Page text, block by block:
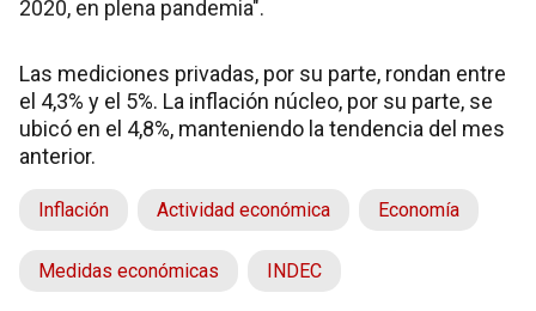
2020, en plena pandemia".
Las mediciones privadas, por su parte, rondan entre
el 4,3% y el 5%. La inflación núcleo, por su parte, se
ubicó en el 4,8%, manteniendo la tendencia del mes
anterior.
Inflación Actividad económica Economía
Medidas económicas INDEC